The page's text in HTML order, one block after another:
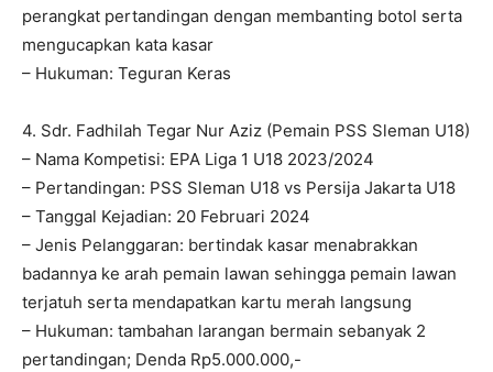
perangkat pertandingan dengan membanting botol serta
mengucapkan kata kasar
– Hukuman: Teguran Keras
4. Sdr. Fadhilah Tegar Nur Aziz (Pemain PSS Sleman U18)
– Nama Kompetisi: EPA Liga 1 U18 2023/2024
– Pertandingan: PSS Sleman U18 vs Persija Jakarta U18
– Tanggal Kejadian: 20 Februari 2024
– Jenis Pelanggaran: bertindak kasar menabrakkan
badannya ke arah pemain lawan sehingga pemain lawan
terjatuh serta mendapatkan kartu merah langsung
– Hukuman: tambahan larangan bermain sebanyak 2
pertandingan; Denda Rp5.000.000,-